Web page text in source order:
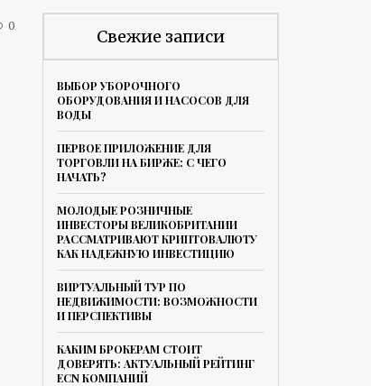
0
Свежие записи
ВЫБОР УБОРОЧНОГО
ОБОРУДОВАНИЯ И НАСОСОВ ДЛЯ
ВОДЫ
ПЕРВОЕ ПРИЛОЖЕНИЕ ДЛЯ
ТОРГОВЛИ НА БИРЖЕ: С ЧЕГО
НАЧАТЬ?
МОЛОДЫЕ РОЗНИЧНЫЕ
ИНВЕСТОРЫ ВЕЛИКОБРИТАНИИ
РАССМАТРИВАЮТ КРИПТОВАЛЮТУ
КАК НАДЕЖНУЮ ИНВЕСТИЦИЮ
ВИРТУАЛЬНЫЙ ТУР ПО
НЕДВИЖИМОСТИ: ВОЗМОЖНОСТИ
И ПЕРСПЕКТИВЫ
КАКИМ БРОКЕРАМ СТОИТ
ДОВЕРЯТЬ: АКТУАЛЬНЫЙ РЕЙТИНГ
ECN КОМПАНИЙ